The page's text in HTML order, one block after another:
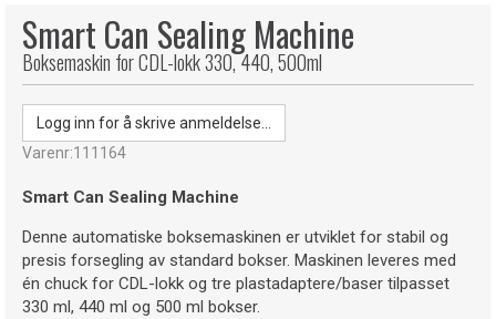
Smart Can Sealing Machine
Boksemaskin for CDL-lokk 330, 440, 500ml
Logg inn for å skrive anmeldelse...
Varenr:111164
Smart Can Sealing Machine
Denne automatiske boksemaskinen er utviklet for stabil og
presis forsegling av standard bokser. Maskinen leveres med
én chuck for CDL-lokk og tre plastadaptere/baser tilpasset
330 ml, 440 ml og 500 ml bokser.